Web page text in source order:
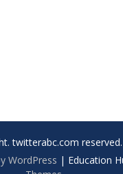
twitterabc.com reserved.
WordPress | Education